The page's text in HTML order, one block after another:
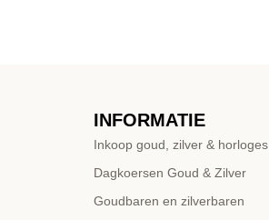
INFORMATIE
Inkoop goud, zilver & horloges
Dagkoersen Goud & Zilver
Goudbaren en zilverbaren